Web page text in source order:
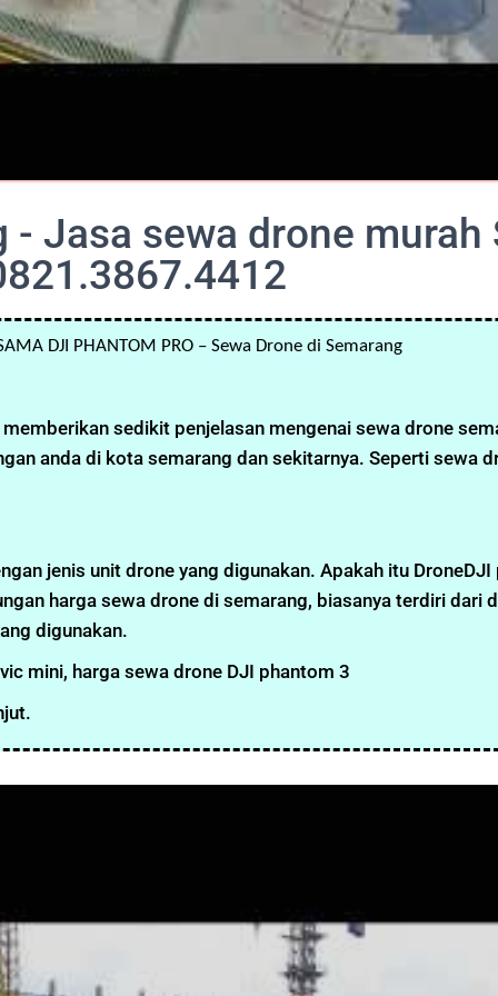
- Jasa sewa drone murah
DJI PHANTOM PRO – Sewa Drone di Semarang
sedikit penjelasan mengenai sewa drone
anda di kota semarang dan sekitarnya. Seperti sewa
jenis unit drone yang digunakan. Apakah itu
harga sewa drone di semarang, biasanya terdiri dari
digunakan.
mini, harga sewa drone DJI phantom 3